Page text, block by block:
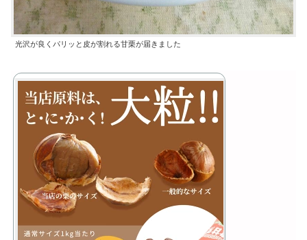
光沢が良くパリッと皮が割れる甘栗が届きました